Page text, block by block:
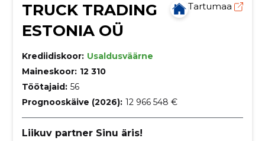
TRUCK TRADING
ESTONIA OÜ
Tartumaa
Krediidiskoor: Usaldusväärne
Maineskoor: 12 310
Töötajaid: 56
Prognooskäive (2026): 12 966 548 €
Liikuv partner Sinu äris!